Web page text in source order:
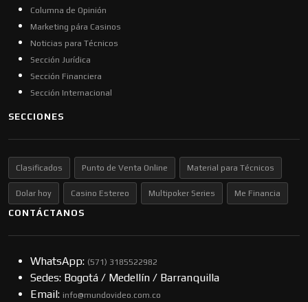
Columna de Opinión
Marketing pára Casinos
Noticias para Técnicos
Sección Jurídica
Sección Financiera
Sección Internacional
SECCIONES
Clasificados Punto de Venta Online Material para Técnicos
Dolar hoy Casino Estereo Multipoker Series Me Financia
CONTÁCTANOS
WhatsApp: (57​​1) 3185522982
Sedes: Bogotá / Medellín / Barranquilla
Email: info@mundovideo.com.co